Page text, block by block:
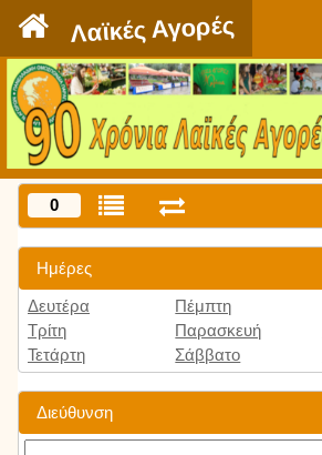
Λαϊκές Αγορές
0
Ημέρες
Δευτέρα
Τρίτη
Τετάρτη
Πέμπτη
Παρασκευή
Σάββατο
Διεύθυνση